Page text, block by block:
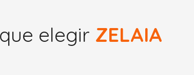
elegir ZELAIA